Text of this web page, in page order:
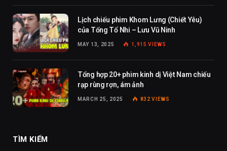
Lịch chiếu phim Khom Lưng (Chiết Yêu)
của Tống Tổ Nhi – Lưu Vũ Ninh
MAY 13, 2025 1,915VIEWS
Tổng hợp 20+ phim kinh dị Việt Nam chiếu
rạp rùng rợn, ám ảnh
MARCH 25, 2025 832VIEWS
TÌM KIẾM